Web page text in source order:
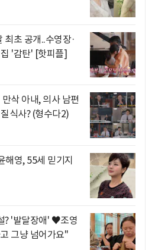
최초 공개..수영장·
'감탄' [핫피플]
삭 아내, 의사 남편
식사? (형수다2)
영, 55세 믿기지
? '발달장애' ♥조영
그냥 넘어가요"